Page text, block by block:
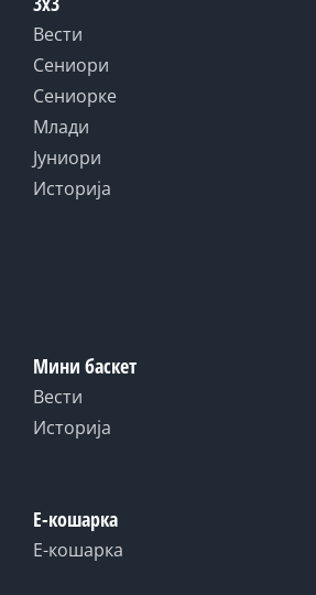
Вести
Сениори
Сениорке
Млади
Јуниори
Историја
Мини баскет
Вести
Историја
Е-кошарка
Е-кошарка